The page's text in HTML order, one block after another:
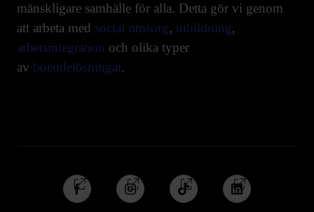
mänskligare samhälle för alla. Detta gör vi genom
att arbeta med social omsorg, utbildning,
arbetsintegration och olika typer
av boendelösningar.
Följ
oss
Följ
oss
Följ
oss
Följ
oss